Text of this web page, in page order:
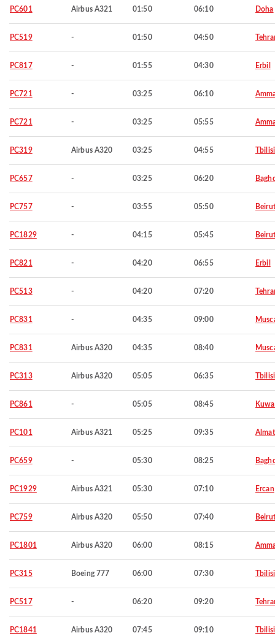
PC601 Airbus A321 01:50 06:10 Doha
PC519 - 01:50 04:50
PC817 - 01:55 04:30 Erbil
PC721 - 03:25 06:10
PC721 - 03:25 05:55
PC319 Airbus A320 03:25 04:55 Tbilisi
PC657 - 03:25 06:20
PC757 - 03:55 05:50 Beirut
PC1829 - 04:15 05:45 Beirut
PC821 - 04:20 06:55 Erbil
PC513 - 04:20 07:20
PC831 - 04:35 09:00
PC831 Airbus A320 04:35 08:40
PC313 Airbus A320 05:05 06:35 Tbilisi
PC861 - 05:05 08:45
PC101 Airbus A321 05:25 09:35
PC659 - 05:30 08:25
PC1929 Airbus A321 05:30 07:10 Ercan
PC759 Airbus A320 05:50 07:40 Beirut
PC1801 Airbus A320 06:00 08:15
PC315 Boeing 777 06:00 07:30 Tbilisi
PC517 - 06:20 09:20
PC1841 Airbus A320 07:45 09:10 Tbilisi